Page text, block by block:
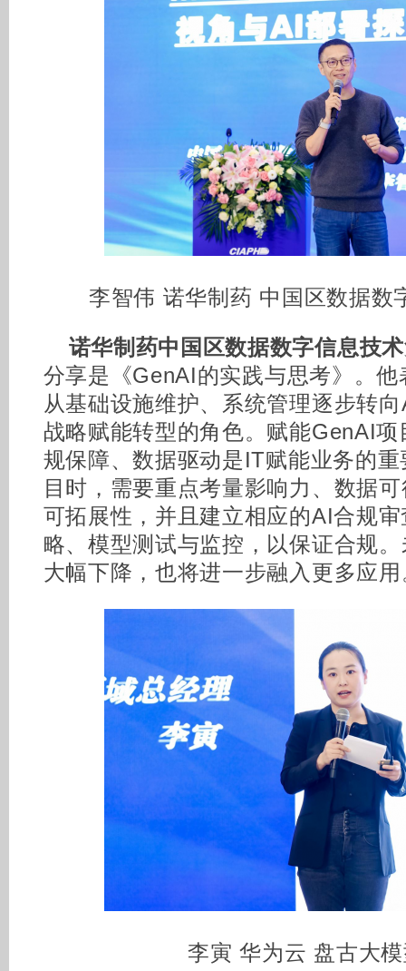
李智伟 诺华制药 中国区数据数
诺华制药中国区数据数字信息技
分享是《GenAI的实践与思考》。
从基础设施维护、系统管理逐步转
战略赋能转型的角色。赋能GenAI
规保障、数据驱动是IT赋能业务的
目时，需要重点考量影响力、数据
可拓展性，并且建立相应的AI合规
略、模型测试与监控，以保证合规
大幅下降，也将进一步融入更多应用
李寅 华为云 盘古大